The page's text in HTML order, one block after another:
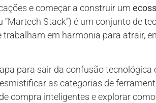
e começar a construir um
Stack”) é um conjunto de
em harmonia para atrair,
para sair da confusão tecnológica
as categorias de
compra inteligentes e explorar